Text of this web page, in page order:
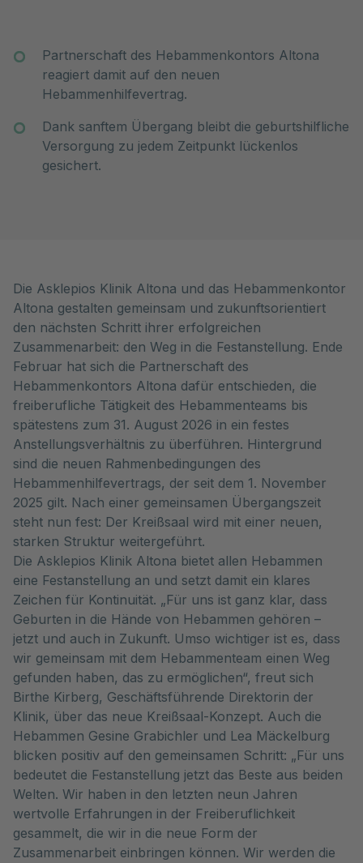
Partnerschaft des Hebammenkontors Altona
reagiert damit auf den neuen
Hebammenhilfevertrag.
Dank sanftem Übergang bleibt die geburtshilfliche
Versorgung zu jedem Zeitpunkt lückenlos
gesichert.
Die Asklepios Klinik Altona und das Hebammenkontor
Altona gestalten gemeinsam und zukunftsorientiert
den nächsten Schritt ihrer erfolgreichen
Zusammenarbeit: den Weg in die Festanstellung. Ende
Februar hat sich die Partnerschaft des
Hebammenkontors Altona dafür entschieden, die
freiberufliche Tätigkeit des Hebammenteams bis
spätestens zum 31. August 2026 in ein festes
Anstellungsverhältnis zu überführen. Hintergrund
sind die neuen Rahmenbedingungen des
Hebammenhilfevertrags, der seit dem 1. November
2025 gilt. Nach einer gemeinsamen Übergangszeit
steht nun fest: Der Kreißsaal wird mit einer neuen,
starken Struktur weitergeführt.
Die Asklepios Klinik Altona bietet allen Hebammen
eine Festanstellung an und setzt damit ein klares
Zeichen für Kontinuität. „Für uns ist ganz klar, dass
Geburten in die Hände von Hebammen gehören –
jetzt und auch in Zukunft. Umso wichtiger ist es, dass
wir gemeinsam mit dem Hebammenteam einen Weg
gefunden haben, das zu ermöglichen“, freut sich
Birthe Kirberg, Geschäftsführende Direktorin der
Klinik, über das neue Kreißsaal-Konzept. Auch die
Hebammen Gesine Grabichler und Lea Mäckelburg
blicken positiv auf den gemeinsamen Schritt: „Für uns
bedeutet die Festanstellung jetzt das Beste aus beiden
Welten. Wir haben in den letzten neun Jahren
wertvolle Erfahrungen in der Freiberuflichkeit
gesammelt, die wir in die neue Form der
Zusammenarbeit einbringen können. Wir werden die